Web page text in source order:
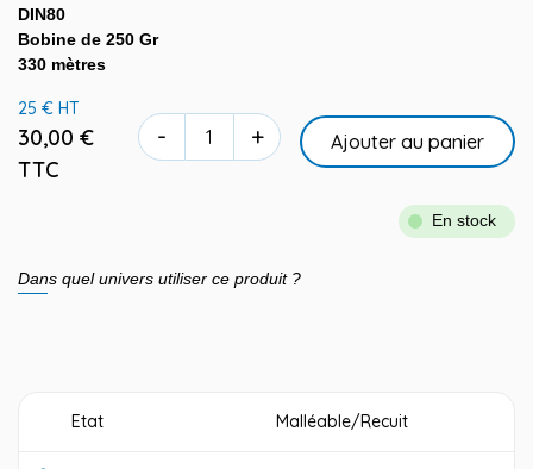
DIN80
Bobine de 250 Gr
330 mètres
25 € HT
30,00 €
TTC
- + Ajouter au panier
En stock
Dans quel univers utiliser ce produit ?
Etat Malléable/Recuit